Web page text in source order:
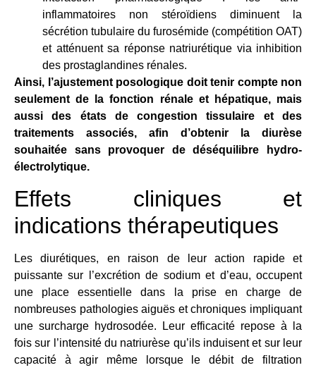
inflammatoires non stéroïdiens diminuent la
sécrétion tubulaire du furosémide (compétition OAT)
et atténuent sa réponse natriurétique via inhibition
des prostaglandines rénales.
Ainsi, l’ajustement posologique doit tenir compte non
seulement de la fonction rénale et hépatique, mais
aussi des états de congestion tissulaire et des
traitements associés, afin d’obtenir la diurèse
souhaitée sans provoquer de déséquilibre hydro-
électrolytique.
Effets cliniques et
indications thérapeutiques
Les diurétiques, en raison de leur action rapide et
puissante sur l’excrétion de sodium et d’eau, occupent
une place essentielle dans la prise en charge de
nombreuses pathologies aiguës et chroniques impliquant
une surcharge hydrosodée. Leur efficacité repose à la
fois sur l’intensité du natriurèse qu’ils induisent et sur leur
capacité à agir même lorsque le débit de filtration